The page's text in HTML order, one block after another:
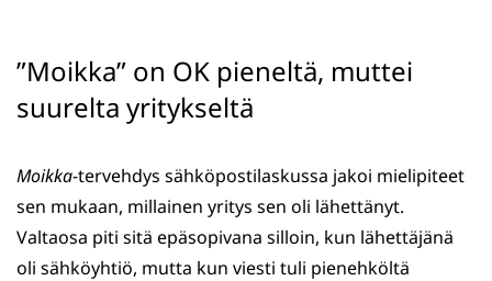
”Moikka” on OK pieneltä, muttei
suurelta yritykseltä
Moikka-tervehdys sähköpostilaskussa jakoi mielipiteet
sen mukaan, millainen yritys sen oli lähettänyt.
Valtaosa piti sitä epäsopivana silloin, kun lähettäjänä
oli sähköyhtiö, mutta kun viesti tuli pienehköltä